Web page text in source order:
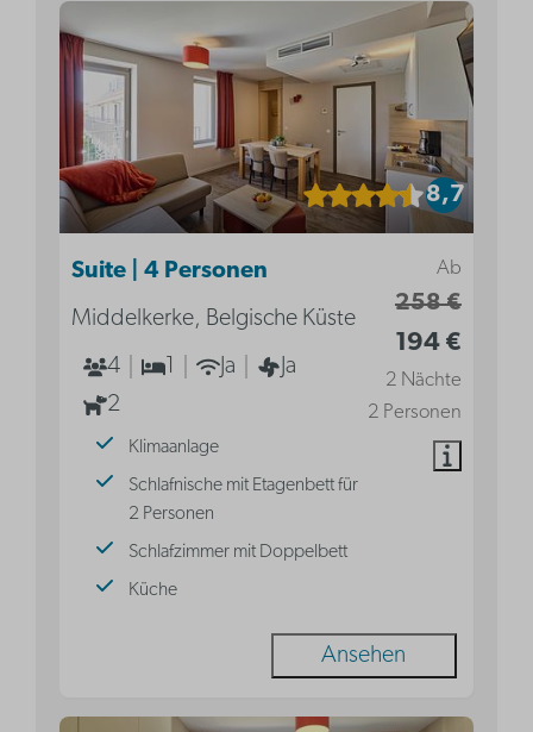
8,7
Ab
258 €
194 €
2 Nächte
2 Personen
Suite | 4 Personen
Middelkerke, Belgische Küste
4
1 Ja
Ja
2
Klimaanlage
Schlafnische mit Etagenbett für
2 Personen
Schlafzimmer mit Doppelbett
Küche
Ansehen